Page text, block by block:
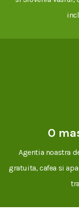
O
Agentia noastra
gratuita, cafea si